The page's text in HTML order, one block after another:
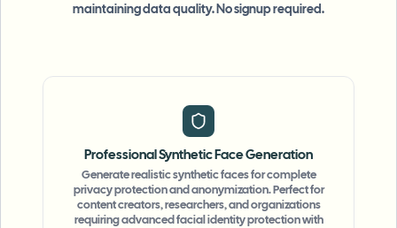
maintaining data quality. No signup required.
Professional Synthetic Face Generation
Generate realistic synthetic faces for complete
privacy protection and anonymization. Perfect for
content creators, researchers, and organizations
requiring advanced facial identity protection with